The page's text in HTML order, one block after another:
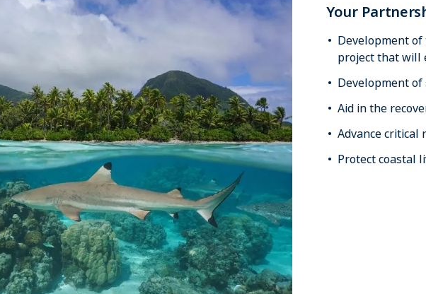
Your
Development
project that will
Development
Aid in the
Advance
Protect coastal